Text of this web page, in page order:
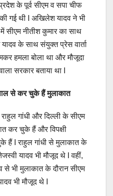
प्रदेश के पूर्व सीएम व सपा चीफ
गई थी I अखिलेश यादव ने भी
सीएम नीतीश कुमार का साथ
के साथ संयुक्त प्रेस वार्ता
हमला बोला था और मौजूदा
सरकार बताया था I
से कर चुके हैं मुलाकात
गांधी और दिल्ली के सीएम
कर चुके हैं और विपक्षी
हैं I राहुल गांधी से मुलाकात के
यादव भी मौजूद थे I वहीं,
भी मुलाकात के दौरान सीएम
भी मौजूद थे I